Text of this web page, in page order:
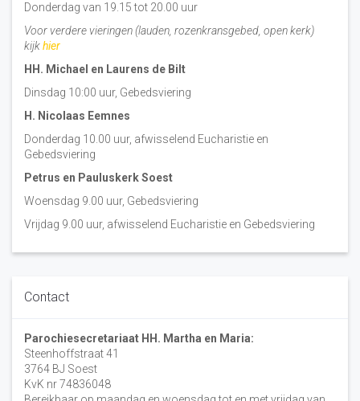
Donderdag van 19.15 tot 20.00 uur
Voor verdere vieringen (lauden, rozenkransgebed, open kerk)
kijkhier
HH. Michael en Laurens de Bilt
Dinsdag 10:00 uur, Gebedsviering
H. Nicolaas Eemnes
Donderdag 10.00 uur, afwisselend Eucharistie en
Gebedsviering
Petrus en Pauluskerk Soest
Woensdag 9.00 uur, Gebedsviering
Vrijdag 9.00 uur, afwisselend Eucharistie en Gebedsviering
Contact
Parochiesecretariaat HH. Martha en Maria:
Steenhoffstraat 41
3764 BJ Soest
KvK nr 74836048